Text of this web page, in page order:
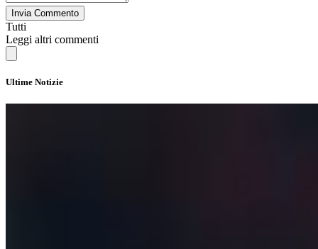
Invia Commento
Tutti
Leggi altri commenti
Ultime Notizie